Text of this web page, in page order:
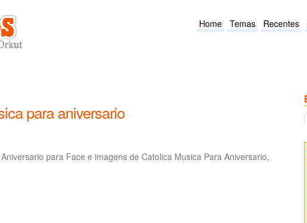
Home Temas Recentes
para aniversario
para Face e imagens de Catolica Musica Para Aniversario,